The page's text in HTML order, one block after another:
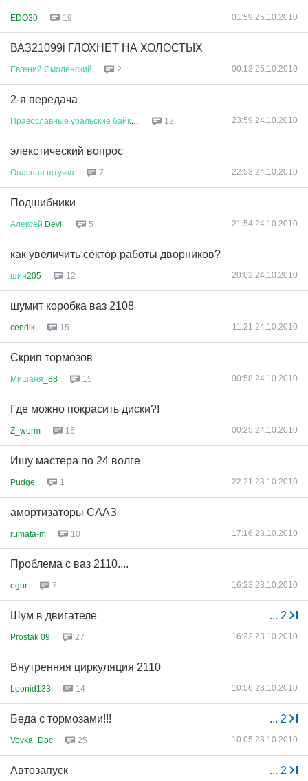
EDO30 19 01:59 25.10.2010
ВАЗ21099i ГЛОХНЕТ НА ХОЛОСТЫХ
Евгений Смоленский 2 00:13 25.10.2010
2-я передача
Православные уральские байкеры 12 23:59 24.10.2010
элекстический вопрос
Опасная штучка 7 22:53 24.10.2010
Подшибники
Алексей Devil 5 21:54 24.10.2010
как увеличить сектор работы дворников?
шин205 12 20:02 24.10.2010
шумит коробка ваз 2108
cendik 15 11:21 24.10.2010
Скрип тормозов
Мишаня _88 15 00:58 24.10.2010
Где можно покрасить диски?!
Z_worm 15 00:25 24.10.2010
Ишу мастера по 24 волге
Pudge 1 22:21 23.10.2010
амортизаторы СААЗ
rumata-m 10 17:16 23.10.2010
Проблема с ваз 2110....
ogur 7 16:23 23.10.2010
... 2
Шум в двигателе
Prostak 09 27 16:22 23.10.2010
Внутренняя циркуляция 2110
Leonid133 14 10:56 23.10.2010
... 2
Беда с тормозами!!!
Vovka_Doc 25 10:05 23.10.2010
... 2
Автозапуск